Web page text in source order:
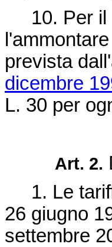
10. Per il
prevista
dicembre
L. 30 per
Art. 2.
1. Le
26 giugno
settembre